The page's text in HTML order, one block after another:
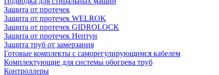
Защита от протечек
Защита от протечек WELROK
Защита от протечек GIDROLOCK
Защита от протечек Нептун
Защита труб от замерзания
Готовые комплекты с саморегулирующимся кабелем
Комплектующие для системы обогрева труб
Контроллеры